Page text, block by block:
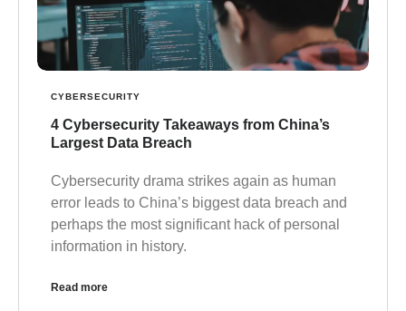
CYBERSECURITY
4 Cybersecurity Takeaways from China’s
Largest Data Breach
Cybersecurity drama strikes again as human
error leads to China’s biggest data breach and
perhaps the most significant hack of personal
information in history.
Read more